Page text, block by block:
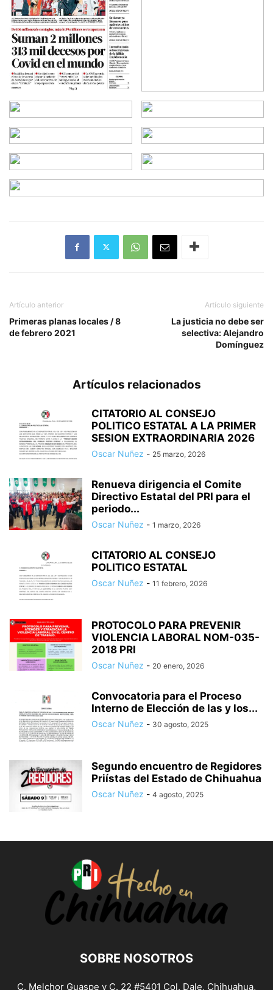
Artículo anterior
Primeras planas locales / 8
de febrero 2021
Artículo siguiente
La justicia no debe ser
selectiva: Alejandro
Domínguez
Artículos relacionados
CITATORIO AL CONSEJO
POLITICO ESTATAL A LA PRIMER
SESION EXTRAORDINARIA 2026
Oscar Nuñez - 25 marzo, 2026
Renueva dirigencia el Comite
Directivo Estatal del PRI para el
periodo...
Oscar Nuñez - 1 marzo, 2026
CITATORIO AL CONSEJO
POLITICO ESTATAL
Oscar Nuñez - 11 febrero, 2026
PROTOCOLO PARA PREVENIR
VIOLENCIA LABORAL NOM-035-
2018 PRI
Oscar Nuñez - 20 enero, 2026
Convocatoria para el Proceso
Interno de Elección de las y los...
Oscar Nuñez - 30 agosto, 2025
Segundo encuentro de Regidores
Priístas del Estado de Chihuahua
Oscar Nuñez - 4 agosto, 2025
SOBRE NOSOTROS
C. Melchor Guaspe y C. 22 #5401 Col. Dale, Chihuahua,